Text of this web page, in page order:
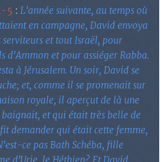
5 : L'année suivante, au temps où
en campagne, David envoya
serviteurs et tout Israël, pour
d'Ammon et pour assiéger Rabba.
à Jérusalem. Un soir, David se
et, comme il se promenait sur
royale, il aperçut de là une
baignait, et qui était très belle de
demander qui était cette femme,
ce pas Bath Schéba, fille